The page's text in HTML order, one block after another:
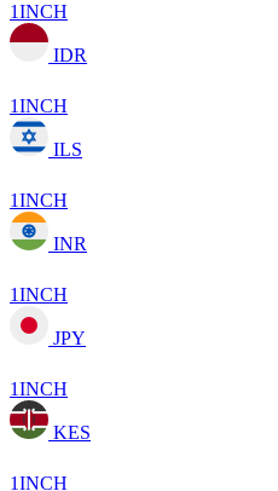
1INCH
IDR
1INCH
ILS
1INCH
INR
1INCH
JPY
1INCH
KES
1INCH